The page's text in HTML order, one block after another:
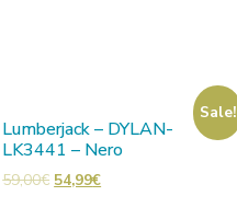
Sale!
Lumberjack – DYLAN-
LK3441 – Nero
59,00€ 54,99€